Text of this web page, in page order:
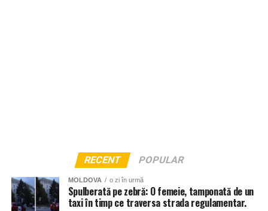
RECENT POPULAR
MOLDOVA o zi în urmă
Spulberată pe zebră: O femeie, tamponată de un
taxi în timp ce traversa strada regulamentar.